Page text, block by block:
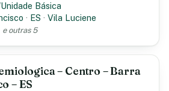
Básica
· ES ·Vila Luciene
e outras 5
– Centro – Barra
– ES